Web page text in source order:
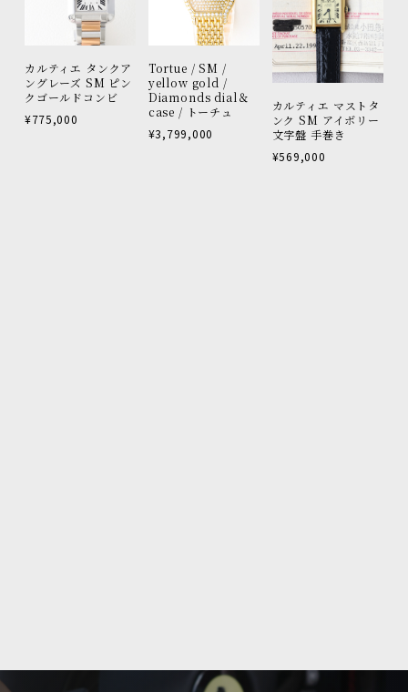
カルティエ タンクア
ングレーズ SM ピン
クゴールドコンビ
¥775,000
Tortue / SM /
yellow gold /
Diamonds dial＆
case / トーチュ
¥3,799,000
カルティエ マストタ
ンク SM アイボリー
文字盤 手巻き
¥569,000